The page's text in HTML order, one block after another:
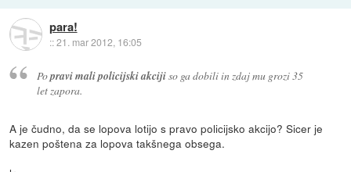
para!
::21. mar 2012, 16:05
Popravi mali policijski akcijiso ga dobili in zdaj mu grozi 35
let zapora.
A je čudno, da se lopova lotijo s pravo policijsko akcijo? Sicer je
kazen poštena za lopova takšnega obsega.